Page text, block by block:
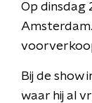
Op dinsdag
Bij de
waar hij al